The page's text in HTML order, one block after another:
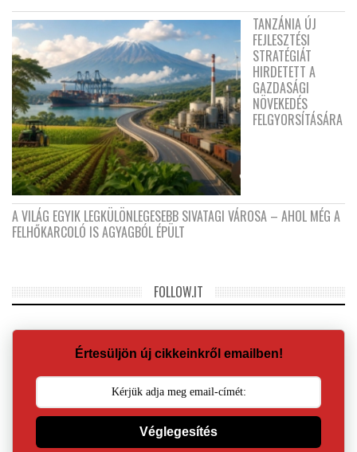
TANZÁNIA ÚJ
FEJLESZTÉSI
STRATÉGIÁT
HIRDETETT A
GAZDASÁGI
NÖVEKEDÉS
FELGYORSÍTÁSÁRA
A VILÁG EGYIK LEGKÜLÖNLEGESEBB SIVATAGI VÁROSA – AHOL MÉG A
FELHŐKARCOLÓ IS AGYAGBÓL ÉPÜLT
FOLLOW.IT
Értesüljön új cikkeinkről emailben!
Véglegesítés